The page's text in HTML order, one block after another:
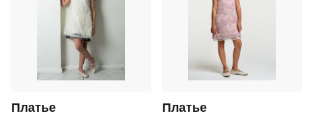
Платье Платье